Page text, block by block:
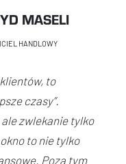
MASELI
HANDLOWY
to
czasy”.
zwlekanie tylko
to nie tylko
Poza tym